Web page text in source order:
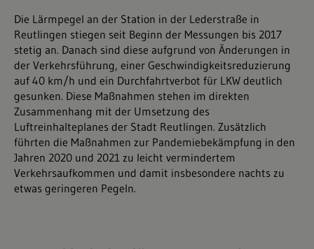
Die Lärmpegel an der Station in der Lederstraße in
Reutlingen stiegen seit Beginn der Messungen bis 2017
stetig an. Danach sind diese aufgrund von Änderungen in
der Verkehrsführung, einer Geschwindigkeitsreduzierung
auf 40 km/h und ein Durchfahrtverbot für LKW deutlich
gesunken. Diese Maßnahmen stehen im direkten
Zusammenhang mit der Umsetzung des
Luftreinhalteplanes der Stadt Reutlingen. Zusätzlich
führten die Maßnahmen zur Pandemiebekämpfung in den
Jahren 2020 und 2021 zu leicht vermindertem
Verkehrsaufkommen und damit insbesondere nachts zu
etwas geringeren Pegeln.